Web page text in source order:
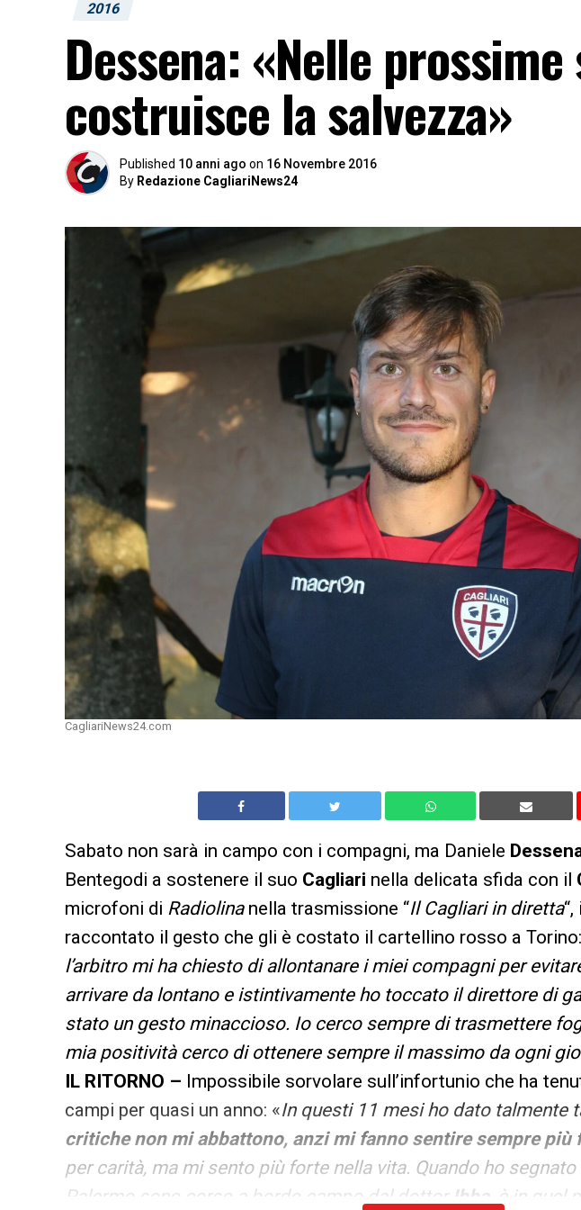
2016
Dessena: «Nelle
costruisce la salvezza»
Published 10 anni ago on 16 Novembre 2016
By Redazione CagliariNews24
CagliariNews24.com
Sabato non sarà in campo con i compagni, ma Daniele
Bentegodi a sostenere il suo Cagliari nella delicata sfida con il
microfoni di Radiolinanella trasmissione “Il Cagliari in diretta
raccontato il gesto che gli è costato il cartellino rosso a
l’arbitro mi ha chiesto di allontanare i miei compagni per
arrivare da lontano e istintivamente ho toccato il direttore di
stato un gesto minaccioso. Io cerco sempre di trasmettere
mia positività cerco di ottenere sempre il massimo da ogni
IL RITORNO – Impossibile sorvolare sull’infortunio che ha
campi per quasi un anno: «In questi 11 mesi ho dato talmente
critiche non mi abbattono, anzi mi fanno sentire sempre più
per carità, ma mi sento più forte nella vita. Quando ho
Palermo sono corso a bordo campo dal dottor
Ibba
, è in quel